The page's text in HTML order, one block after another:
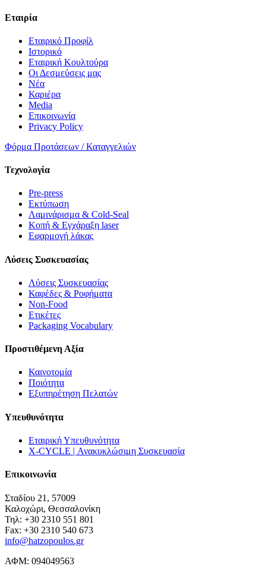
Εταιρία
Εταιρικό Προφίλ
Ιστορικό
Εταιρική Κουλτούρα
Οι Δεσμεύσεις μας
Νέα
Καριέρα
Media
Επικοινωνία
Privacy Policy
Φόρμα Προτάσεων / Καταγγελιών
Τεχνολογία
Pre-press
Εκτύπωση
Λαμινάρισμα & Cold-Seal
Κοπή & Εγχάραξη laser
Εφαρμογή λάκας
Λύσεις Συσκευασίας
Λύσεις Συσκευασίας
Καφέδες & Ροφήματα
Non-Food
Ετικέτες
Packaging Vocabulary
Προστιθέμενη Αξία
Καινοτομία
Ποιότητα
Εξυπηρέτηση Πελατών
Υπευθυνότητα
Εταιρική Υπευθυνότητα
X-CYCLE | Ανακυκλώσιμη Συσκευασία
Επικοινωνία
Σταδίου 21, 57009
Καλοχώρι, Θεσσαλονίκη
Τηλ: +30 2310 551 801
Fax: +30 2310 540 673
info@hatzopoulos.gr
ΑΦΜ: 094049563